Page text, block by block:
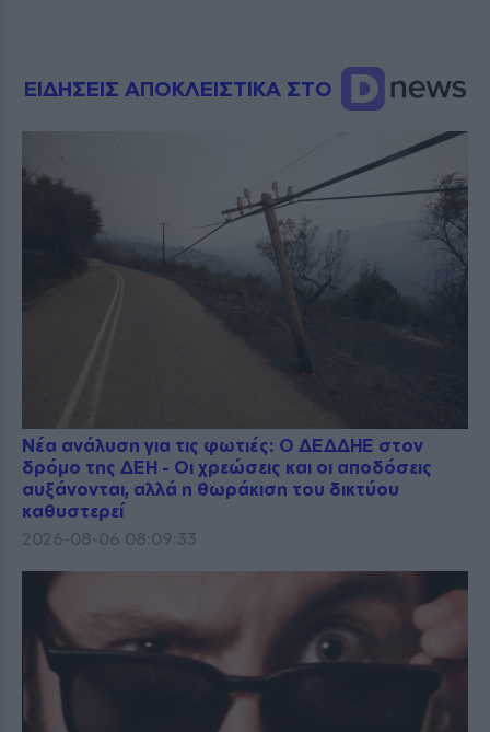
ΕΙΔΗΣΕΙΣ ΑΠΟΚΛΕΙΣΤΙΚΑ ΣΤΟ
Νέα ανάλυση για τις φωτιές: Ο ΔΕΔΔΗΕ στον
δρόμο της ΔΕΗ - Οι χρεώσεις και οι αποδόσεις
αυξάνονται, αλλά η θωράκιση του δικτύου
καθυστερεί
2026-08-06 08:09:33